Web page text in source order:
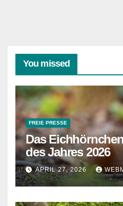
You missed
FREIE PRESSE
Das
des Jahres 2026
APRIL 27, 2026